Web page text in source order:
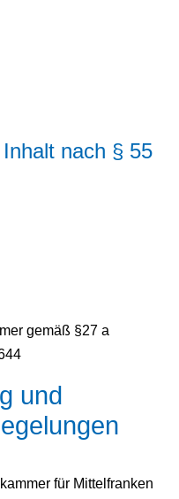
nach § 55
gemäß §27 a
und
für Mittelfranken